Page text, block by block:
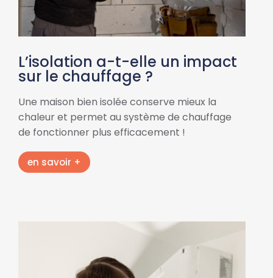
L’isolation a-t-elle un impact
sur le chauffage ?
Une maison bien isolée conserve mieux la
chaleur et permet au système de chauffage
de fonctionner plus efficacement !
en savoir +